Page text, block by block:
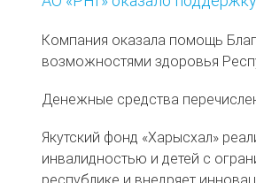
Компания оказала помощь
возможностями здоровья
Денежные средства
Якутский фонд «Харысхал»
инвалидностью и детей с